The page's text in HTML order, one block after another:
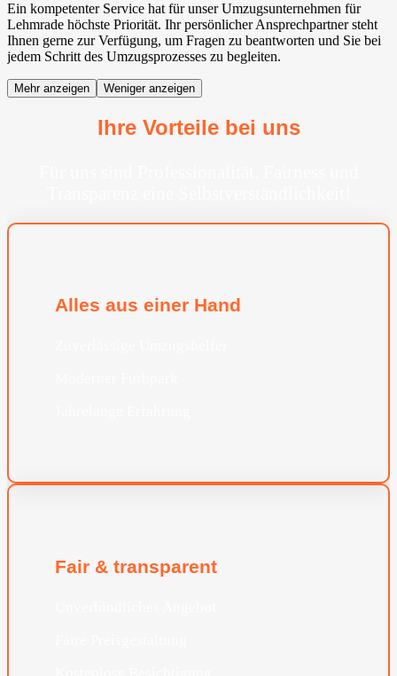
Ein kompetenter Service hat für unser Umzugsunternehmen für
Lehmrade höchste Priorität. Ihr persönlicher Ansprechpartner steht
Ihnen gerne zur Verfügung, um Fragen zu beantworten und Sie bei
jedem Schritt des Umzugsprozesses zu begleiten.
Mehr anzeigen Weniger anzeigen
Ihre Vorteile bei uns
Alles aus einer Hand
Fair & transparent